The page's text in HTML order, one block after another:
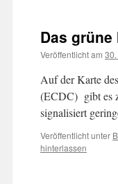
Das
Veröffentlicht am
Auf der Karte
(ECDC) gibt es
signalisiert
Veröffentlicht unter
hinterlassen